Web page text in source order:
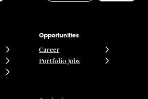
Opportunities
Career
Portfolio Jobs